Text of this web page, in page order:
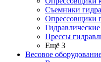
Съемники
Опрессовщики
Прессы
Ещё 3
Весовое